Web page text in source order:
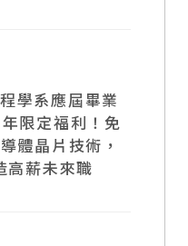
學系應屆畢業
限定福利！免
體晶片技術，
高薪未來職